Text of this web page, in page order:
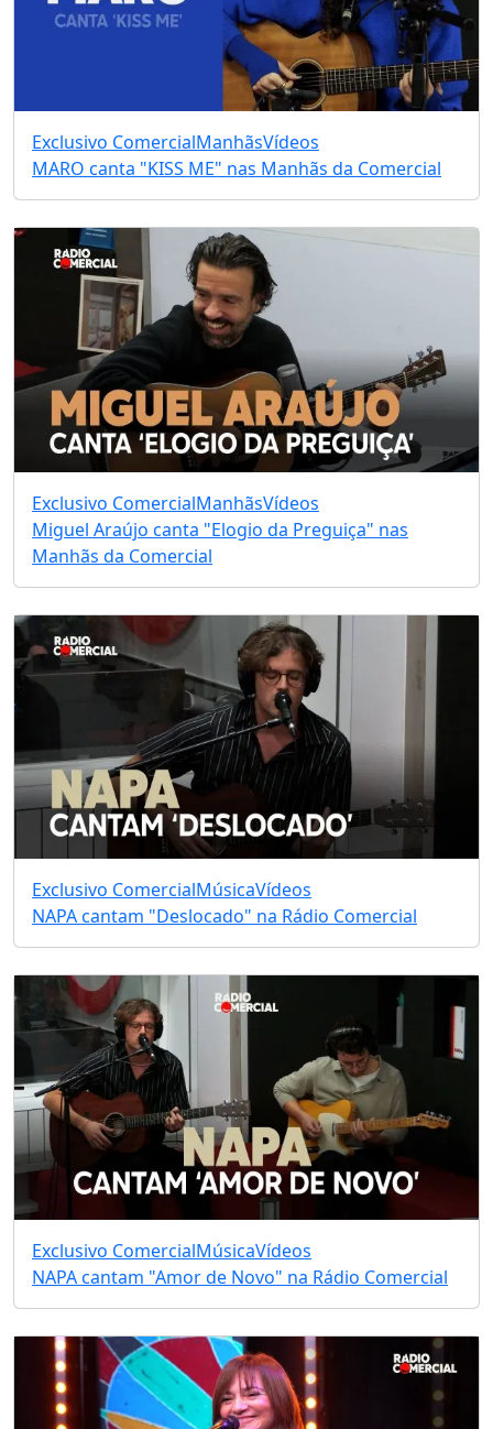
Exclusivo ComercialManhãsVídeos
MARO canta "KISS ME" nas Manhãs da Comercial
Exclusivo ComercialManhãsVídeos
Miguel Araújo canta "Elogio da Preguiça" nas
Manhãs da Comercial
Exclusivo ComercialMúsicaVídeos
NAPA cantam "Deslocado" na Rádio Comercial
Exclusivo ComercialMúsicaVídeos
NAPA cantam "Amor de Novo" na Rádio Comercial